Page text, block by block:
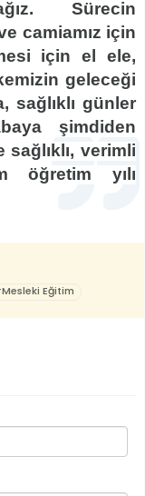
Sürecin
camiamız için
için el ele,
geleceği
sağlıklı günler
şimdiden
verimli
öğretim yılı
Eğitim